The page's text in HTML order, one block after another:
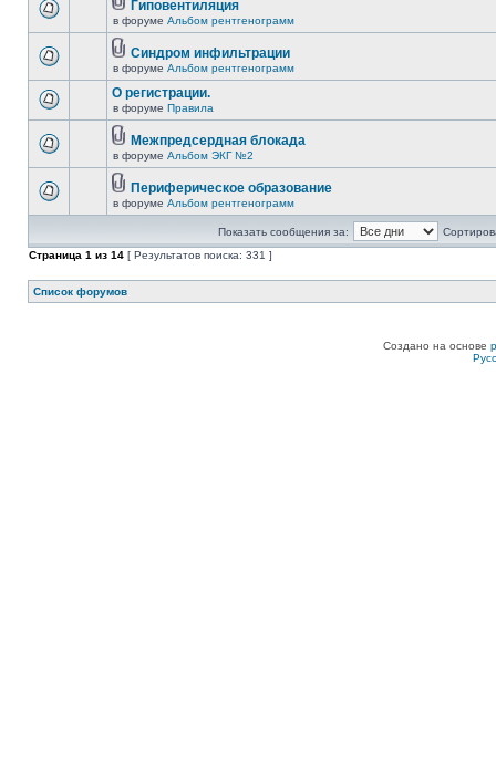
Гиповентиляция
в форуме Альбом рентгенограмм
Синдром инфильтрации
в форуме Альбом рентгенограмм
О регистрации.
в форуме Правила
Межпредсердная блокада
в форуме Альбом ЭКГ №2
Периферическое образование
в форуме Альбом рентгенограмм
Показать сообщения за:
Страница 1 из 14 [ Результатов поиска: 331 ]
Список форумов
Создано на основе